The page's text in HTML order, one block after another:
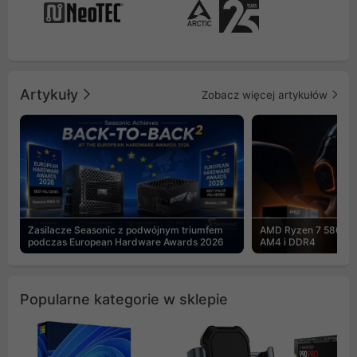
Artykuły Zobacz więcej artykułów
Zasilacze Seasonic z podwójnym triumfem
podczas European Hardware Awards 2026
AMD Ryzen 7
AM4 i DDR4
Popularne kategorie w sklepie